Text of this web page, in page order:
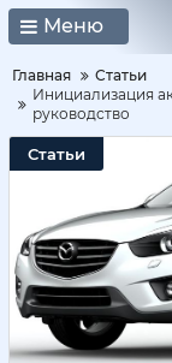
Меню
Главная
Статьи
Инициализация
руководство
Статьи